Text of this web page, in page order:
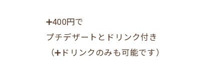
➕400円で
プチデザートとドリンク付き
（➕ドリンクのみも可能です）